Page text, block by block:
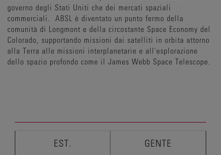
governo degli Stati Uniti che dei mercati spaziali
commerciali. ABSL è diventato un punto fermo della
comunità di Longmont e della circostante Space Economy del
Colorado, supportando missioni dai satelliti in orbita attorno
alla Terra alle missioni interplanetarie e all'esplorazione
dello spazio profondo come il James Webb Space Telescope.
EST. GENTE